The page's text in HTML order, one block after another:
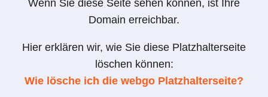
Wenn Sie diese Seite sehen können, ist Ihre
Domain erreichbar.
Hier erklären wir, wie Sie diese Platzhalterseite
löschen können:
Wie lösche ich die webgo Platzhalterseite?